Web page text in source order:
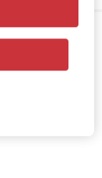
Détails livraison